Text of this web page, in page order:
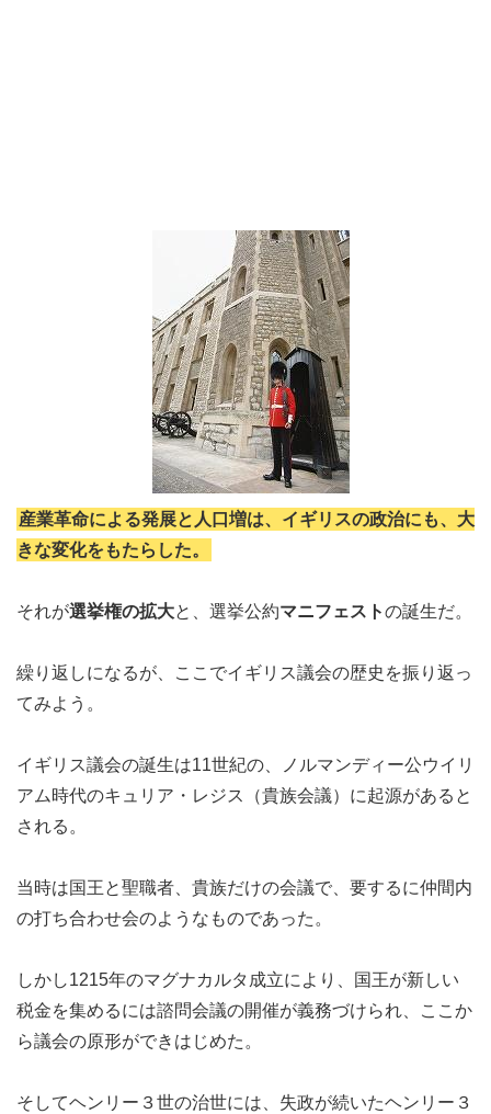
産業革命による発展と人口増は、イギリスの政治にも、大
きな変化をもたらした。
それが選挙権の拡大と、選挙公約マニフェストの誕生だ。
繰り返しになるが、ここでイギリス議会の歴史を振り返っ
てみよう。
イギリス議会の誕生は11世紀の、ノルマンディー公ウイリ
アム時代のキュリア・レジス（貴族会議）に起源があると
される。
当時は国王と聖職者、貴族だけの会議で、要するに仲間内
の打ち合わせ会のようなものであった。
しかし1215年のマグナカルタ成立により、国王が新しい
税金を集めるには諮問会議の開催が義務づけられ、ここか
ら議会の原形ができはじめた。
そしてヘンリー３世の治世には、失政が続いたヘンリー３